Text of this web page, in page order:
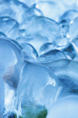
BIKEURLAUB
ALTERNATIVEN
GESUNDHEIT
EBIKEN
SKIFAHREN &